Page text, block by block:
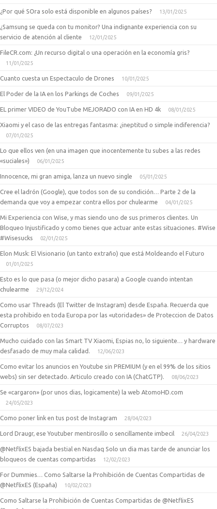
¿Por qué SOra solo está disponible en algunos países? 13/01/2025
¿Samsung se queda con tu monitor? Una indignante experiencia con su
servicio de atención al cliente
12/01/2025
FileCR.com: ¿Un recurso digital o una operación en la economía gris?
11/01/2025
Cuanto cuesta un Espectaculo de Drones 10/01/2025
El Poder de la IA en los Parkings de Coches 09/01/2025
EL primer VIDEO de YouTube MEJORADO con IA en HD 4k 08/01/2025
Xiaomi y el caso de las entregas fantasma: ¿ineptitud o simple indiferencia?
07/01/2025
Lo que ellos ven (en una imagen que inocentemente tu subes a las redes
«suciales»)
06/01/2025
Innocence, mi gran amiga, lanza un nuevo single 05/01/2025
Cree el ladrón (Google), que todos son de su condición… Parte 2 de la
demanda que voy a empezar contra ellos por chulearme
04/01/2025
Mi Experiencia con Wise, y mas siendo uno de sus primeros clientes. Un
Bloqueo Injustificado y como tienes que actuar ante estas situaciones. #Wise
#Wisesucks
02/01/2025
Elon Musk: El Visionario (un tanto extraño) que está Moldeando el Futuro
01/01/2025
Esto es lo que pasa (o mejor dicho pasara) a Google cuando intentan
chulearme
29/12/2024
Como usar Threads (El Twitter de Instagram) desde España. Recuerda que
esta prohibido en toda Europa por las «utoridades» de Proteccion de Datos
Corruptos
08/07/2023
Mucho cuidado con las Smart TV Xiaomi, Espias no, lo siguiente… y hardware
desfasado de muy mala calidad.
12/06/2023
Como evitar los anuncios en Youtube sin PREMIUM (y en el 99% de los sitios
webs) sin ser detectado. Articulo creado con IA (ChatGTP).
08/06/2023
Se «cargaron» (por unos dias, logicamente) la web AtomoHD.com
24/05/2023
Como poner link en tus post de Instagram 28/04/2023
Lord Draugr, ese Youtuber mentirosillo o sencillamente imbecil 26/04/2023
@NetflixES bajada bestial en Nasdaq Solo un dia mas tarde de anunciar los
bloqueos de cuentas compartidas
12/02/2023
For Dummies… Como Saltarse la Prohibición de Cuentas Compartidas de
@NetflixES (España)
10/02/2023
Como Saltarse la Prohibición de Cuentas Compartidas de @NetflixES